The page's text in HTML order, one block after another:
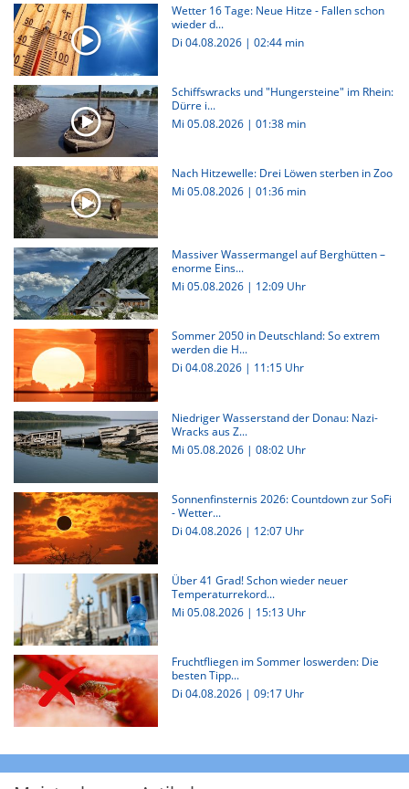
Wetter 16 Tage: Neue Hitze - Fallen schon
wieder d...
Di 04.08.2026 |02:44 min
Schiffswracks und "Hungersteine" im Rhein:
Dürre i...
Mi 05.08.2026 |01:38 min
Nach Hitzewelle: Drei Löwen sterben in Zoo
Mi 05.08.2026 |01:36 min
Massiver Wassermangel auf Berghütten –
enorme Eins...
Mi 05.08.2026 | 12:09 Uhr
Sommer 2050 in Deutschland: So extrem
werden die H...
Di 04.08.2026 | 11:15 Uhr
Niedriger Wasserstand der Donau: Nazi-
Wracks aus Z...
Mi 05.08.2026 | 08:02 Uhr
Sonnenfinsternis 2026: Countdown zur SoFi
- Wetter...
Di 04.08.2026 | 12:07 Uhr
Über 41 Grad! Schon wieder neuer
Temperaturrekord...
Mi 05.08.2026 | 15:13 Uhr
Fruchtfliegen im Sommer loswerden: Die
besten Tipp...
Di 04.08.2026 | 09:17 Uhr